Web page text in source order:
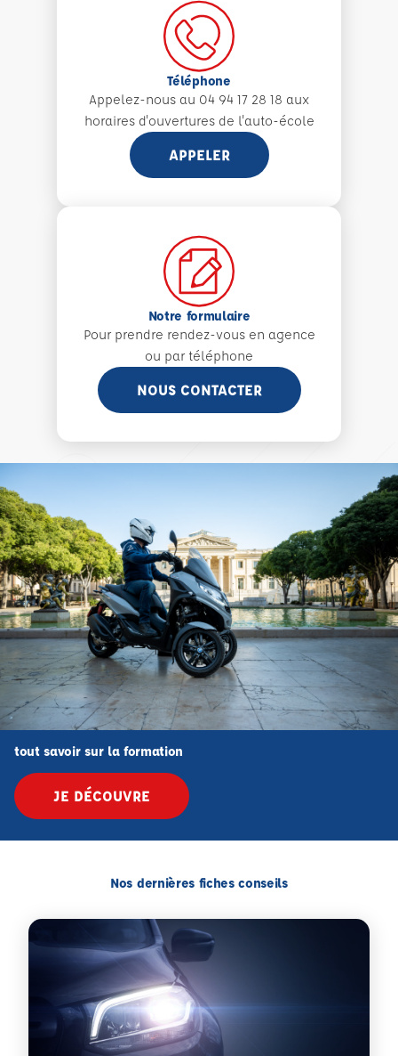
Téléphone
Appelez-nous au 04 94 17 28 18 aux
horaires d'ouvertures de l'auto-école
APPELER
Notre formulaire
Pour prendre rendez-vous en agence
ou par téléphone
NOUS CONTACTER
tout savoir sur la formation
JE DÉCOUVRE
Nos dernières fiches conseils